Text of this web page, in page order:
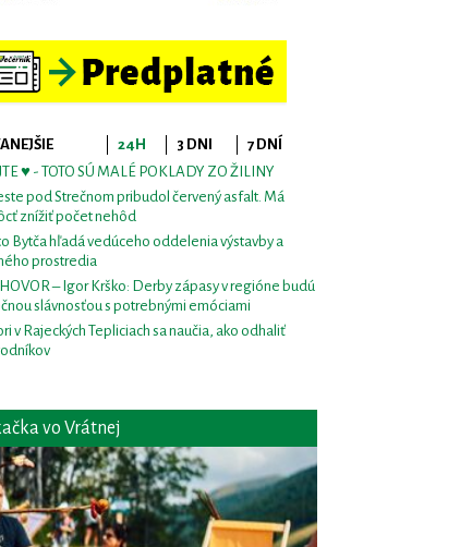
24H 3 DNI
7 DNÍ
♥ - TOTO SÚ MALÉ POKLADY ZO ŽILINY
pod Strečnom pribudol červený asfalt. Má
znížiť počet nehôd
Bytča hľadá vedúceho oddelenia výstavby a
prostredia
– Igor Krško: Derby zápasy v regióne budú
slávnosťou s potrebnými emóciami
v Rajeckých Tepliciach sa naučia, ako odhaliť
vo Vrátnej